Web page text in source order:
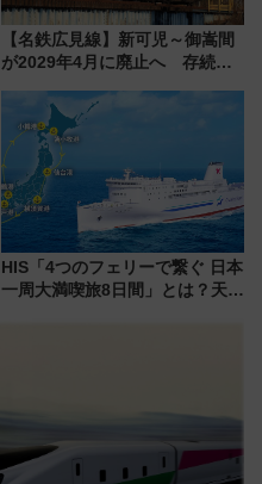
【名鉄広見線】新可児～御嵩間
が2029年4月に廃止へ 存続協
HIS「4つのフェリーで繋ぐ 日本
一周大満喫旅8日間」とは？天橋